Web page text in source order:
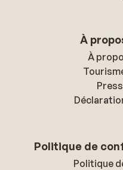
À
À
Politique de
Politique